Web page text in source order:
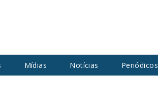
Mídias Notícias Periódicos